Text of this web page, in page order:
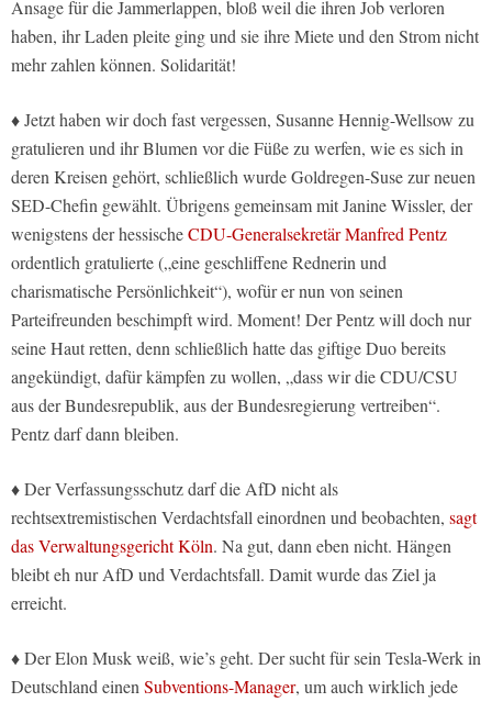
Ansage für die Jammerlappen, bloß weil die ihren Job verloren
haben, ihr Laden pleite ging und sie ihre Miete und den Strom nicht
mehr zahlen können. Solidarität!
♦ Jetzt haben wir doch fast vergessen, Susanne Hennig-Wellsow zu
gratulieren und ihr Blumen vor die Füße zu werfen, wie es sich in
deren Kreisen gehört, schließlich wurde Goldregen-Suse zur neuen
SED-Chefin gewählt. Übrigens gemeinsam mit Janine Wissler, der
wenigstens der hessischeCDU-Generalsekretär Manfred Pentz
ordentlich gratulierte („eine geschliffene Rednerin und
charismatische Persönlichkeit“), wofür er nun von seinen
Parteifreunden beschimpft wird. Moment! Der Pentz will doch nur
seine Haut retten, denn schließlich hatte das giftige Duo bereits
angekündigt, dafür kämpfen zu wollen, „dass wir die CDU/CSU
aus der Bundesrepublik, aus der Bundesregierung vertreiben“.
Pentz darf dann bleiben.
♦ Der Verfassungsschutz darf die AfD nicht als
rechtsextremistischen Verdachtsfall einordnen und beobachten, sagt
das Verwaltungsgericht Köln. Na gut, dann eben nicht. Hängen
bleibt eh nur AfD und Verdachtsfall. Damit wurde das Ziel ja
erreicht.
♦ Der Elon Musk weiß, wie’s geht. Der sucht für sein Tesla-Werk in
Deutschland einenSubventions-Manager, um auch wirklich jede